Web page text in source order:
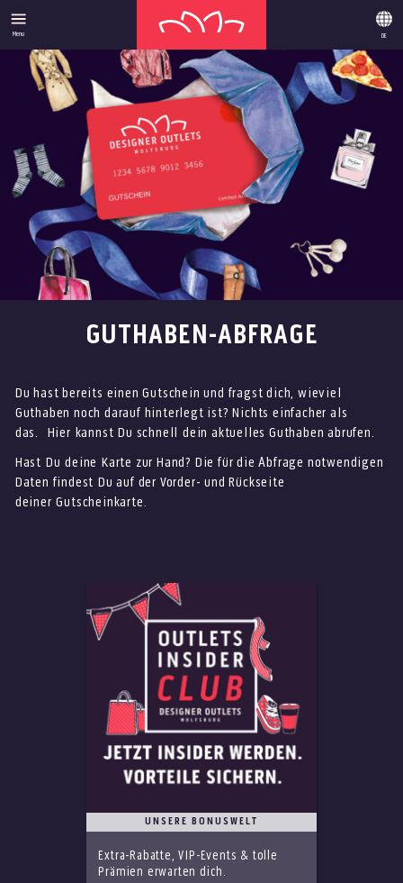
Menu DE
GUTHABEN-ABFRAGE
Du hast bereits einen Gutschein und fragst dich, wieviel
Guthaben noch darauf hinterlegt ist? Nichts einfacher als
das. Hier kannst Du schnell dein aktuelles Guthaben abrufen.
Hast Du deine Karte zur Hand? Die für die Abfrage notwendigen
Daten findest Du auf der Vorder- und Rückseite
deiner Gutscheinkarte.
UNSERE BONUSWELT
Extra-Rabatte, VIP-Events & tolle
Prämien erwarten dich.